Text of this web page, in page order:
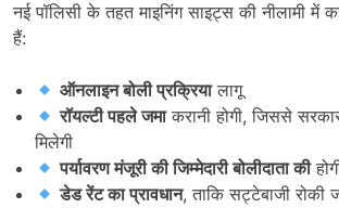
नई पॉलिसी के तहत माइनिंग साइट्स की नीलामी में
हैं:
ऑनलाइन बोली प्रक्रियालागू
रॉयल्टी पहले जमाकरानी होगी, जिससे
मिलेगी
पर्यावरण मंजूरी की जिम्मेदारी बोलीदाता की
डेड रेंट का प्रावधान, ताकि सट्टेबाजी रोकी